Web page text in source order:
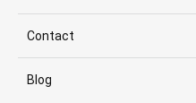
Contact
Blog